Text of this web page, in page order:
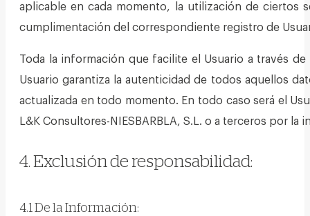
aplicable en cada momento, la utilización de ciertos
cumplimentación del correspondiente registro de
Toda la información que facilite el Usuario a través
Usuario garantiza la autenticidad de todos aquellos
actualizada en todo momento. En todo caso será el
L&K Consultores-NIESBARBLA, S.L. o a terceros por
4. Exclusión de responsabilidad:
4.1 De la Información: